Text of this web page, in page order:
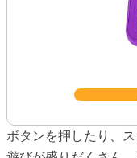
ボタンを押したり、